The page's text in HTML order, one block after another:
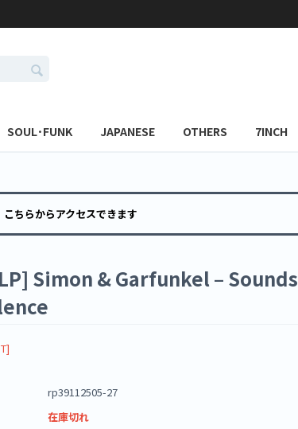
SOUL･FUNK JAPANESE OTHERS 7INCH
ちらからアクセスできます
Simon & Garfunkel – Sounds
rp39112505-27
在庫切れ